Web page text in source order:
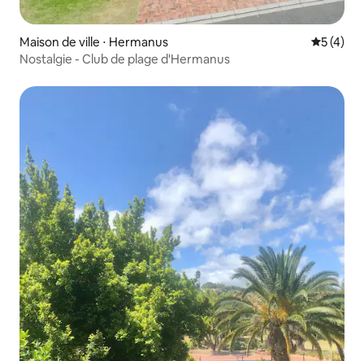
Maison de ville ⋅ Hermanus
5 (4)
Nostalgie - Club de plage d'Hermanus